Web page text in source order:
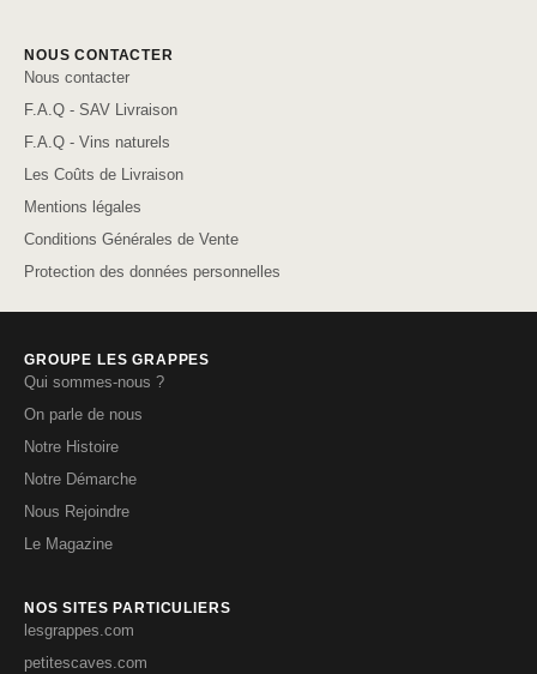
NOUS CONTACTER
Nous contacter
F.A.Q - SAV Livraison
F.A.Q - Vins naturels
Les Coûts de Livraison
Mentions légales
Conditions Générales de Vente
Protection des données personnelles
GROUPE LES GRAPPES
Qui sommes-nous ?
On parle de nous
Notre Histoire
Notre Démarche
Nous Rejoindre
Le Magazine
NOS SITES PARTICULIERS
lesgrappes.com
petitescaves.com